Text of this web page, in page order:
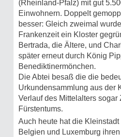
(Rheinland-Pfalz) mit gut
Einwohnern. Doppelt
besser: Gleich zweimal
Frankenzeit ein Kloster
Bertrada, die Ältere, und
später erneut durch König
Benediktinermönchen.
Die Abtei besaß die die
Urkundensammlung aus der
Verlauf des Mittelalters sogar
Fürstentums.
Auch heute hat die
Belgien und Luxemburg